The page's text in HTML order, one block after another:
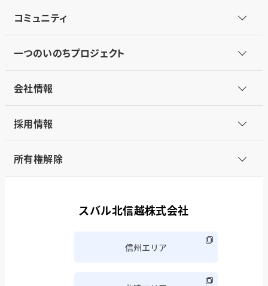
コミュニティ
一つのいのちプロジェクト
会社情報
採用情報
所有権解除
スバル北信越株式会社
信州エリア